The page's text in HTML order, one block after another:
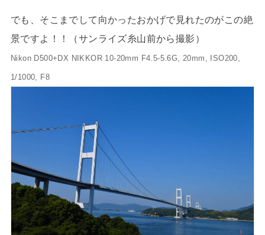
でも、そこまでして向かったおかげで見れたのがこの絶
景ですよ！！（サンライズ糸山前から撮影）
Nikon D500+DX NIKKOR 10-20mm F4.5-5.6G, 20mm, ISO200,
1/1000, F8